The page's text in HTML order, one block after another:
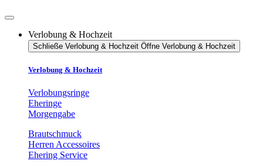
Verlobung & Hochzeit
Schließe Verlobung & Hochzeit Öffne Verlobung & Hochzeit
Verlobung & Hochzeit
Verlobungsringe
Eheringe
Morgengabe
Brautschmuck
Herren Accessoires
Ehering Service